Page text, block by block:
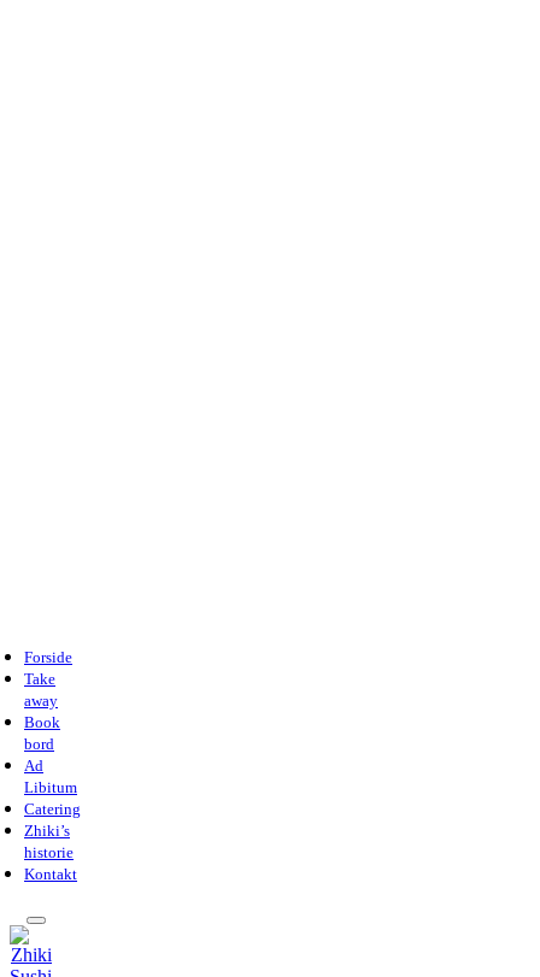
Forside
Take
away
Book
bord
Ad
Libitum
Catering
Zhiki’s
historie
Kontakt